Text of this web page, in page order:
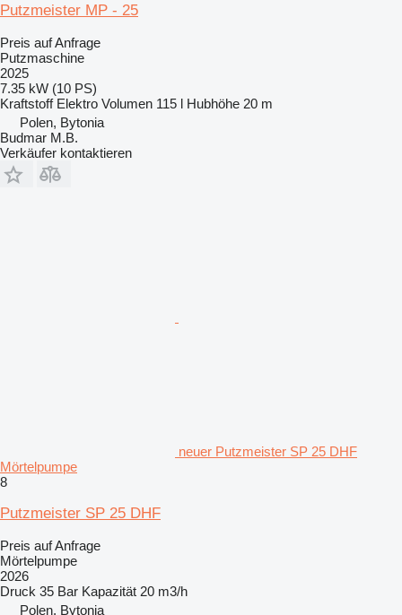
Putzmeister MP - 25
Preis auf Anfrage
Putzmaschine
2025
7.35 kW (10 PS)
Kraftstoff Elektro Volumen 115 l Hubhöhe 20 m
Polen, Bytonia
Budmar M.B.
Verkäufer kontaktieren
neuer Putzmeister SP 25 DHF
Mörtelpumpe
8
Putzmeister SP 25 DHF
Preis auf Anfrage
Mörtelpumpe
2026
Druck 35 Bar Kapazität 20 m3/h
Polen, Bytonia